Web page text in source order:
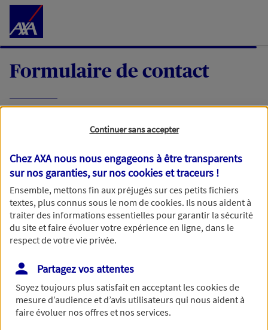
Accéder au Contenu
Formulaire de contact
demande, nous vous répondrons dans les
meilleurs délais par mail ou par téléphone.
Votre message :
Vous disposez de droits sur les informations vous concernant. Pour
plus d’informations,cliquez ici.
Continuer sans accepter
Chez AXA nous nous engageons à être transparents
sur nos garanties, sur noscookies et traceurs !
Ensemble, mettons fin aux préjugés sur ces petits fichiers
textes, plus connus sous le nom decookies. Ils nous aident à
traiter des informations essentielles pour garantir la sécurité
du site et faire évoluer votre expérience en ligne, dans le
respect de votre vie privée.
Partagez vos attentes
Soyez toujours plus satisfait en acceptant lescookiesde
mesure d’audience et d’avis utilisateurs qui nous aident à
faire évoluer nos offres et nos services.